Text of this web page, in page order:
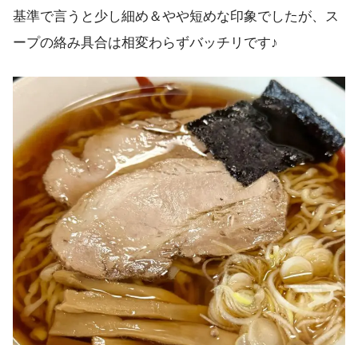
基準で言うと少し細め＆やや短めな印象でしたが、ス
ープの絡み具合は相変わらずバッチリです♪